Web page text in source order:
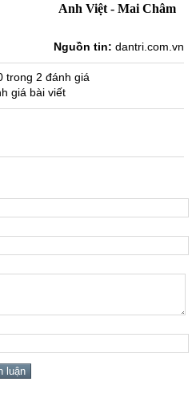
Anh Việt - Mai Châm
Nguồn tin: dantri.com.vn
trong 2 đánh giá
giá bài viết